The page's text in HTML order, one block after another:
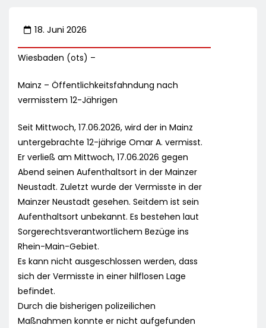
18. Juni 2026
Wiesbaden (ots) –
Mainz – Öffentlichkeitsfahndung nach
vermisstem 12-Jährigen
Seit Mittwoch, 17.06.2026, wird der in Mainz
untergebrachte 12-jährige Omar A. vermisst.
Er verließ am Mittwoch, 17.06.2026 gegen
Abend seinen Aufenthaltsort in der Mainzer
Neustadt. Zuletzt wurde der Vermisste in der
Mainzer Neustadt gesehen. Seitdem ist sein
Aufenthaltsort unbekannt. Es bestehen laut
Sorgerechtsverantwortlichem Bezüge ins
Rhein-Main-Gebiet.
Es kann nicht ausgeschlossen werden, dass
sich der Vermisste in einer hilflosen Lage
befindet.
Durch die bisherigen polizeilichen
Maßnahmen konnte er nicht aufgefunden